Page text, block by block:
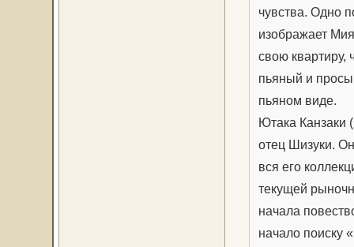
чувства. Одно
изображает
свою квартиру,
пьяный и
пьяном виде.
Ютака Канзаки
отец Шизуки.
вся его
текущей
начала
начало поиску